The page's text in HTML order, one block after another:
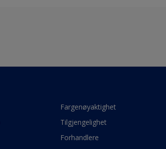
Fargenøyaktighet
Tilgjengelighet
Forhandlere